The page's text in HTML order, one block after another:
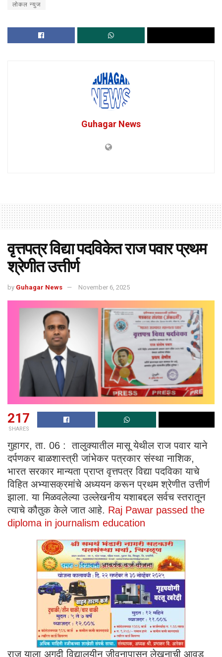
लोकल न्युज
Guhagar News
वृत्तपत्र विद्या पदविकेत राज पवार प्रथम
श्रेणीत उत्तीर्ण
by Guhagar News November 6, 2025
217
SHARES
गुहागर, ता. 06 : तालुक्यातील मासू येथील राज पवार याने
दर्पणकर बाळशास्त्री जांभेकर पत्रकार संस्था नाशिक,
भारत सरकार मान्यता प्राप्त वृत्तपत्र विद्या पदविका याचे
विहित अभ्यासक्रमांचे अध्ययन करून प्रथम श्रेणीत उत्तीर्ण
झाला. या मिळवलेल्या उल्लेखनीय यशाबद्दल सर्वच स्तरातून
त्याचे कौतुक केले जात आहे. Raj Pawar passed the
diploma in journalism education
राज याला अगदी विद्यालयीन जीवनापासून लेखनाची आवड